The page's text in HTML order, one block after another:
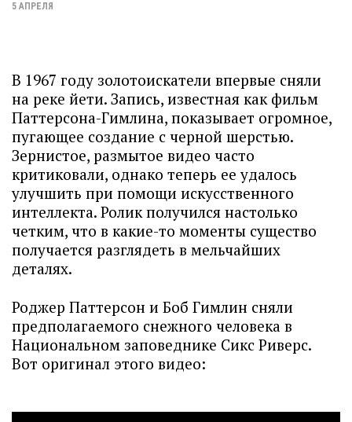
5 АПРЕЛЯ
В 1967 году золотоискатели впервые сняли
на реке йети. Запись, известная как фильм
Паттерсона-Гимлина, показывает огромное,
пугающее создание с черной шерстью.
Зернистое, размытое видео часто
критиковали, однако теперь ее удалось
улучшить при помощи искусственного
интеллекта. Ролик получился настолько
четким, что в какие-то моменты существо
получается разглядеть в мельчайших
деталях.
Роджер Паттерсон и Боб Гимлин сняли
предполагаемого снежного человека в
Национальном заповеднике Сикс Риверс.
Вот оригинал этого видео: